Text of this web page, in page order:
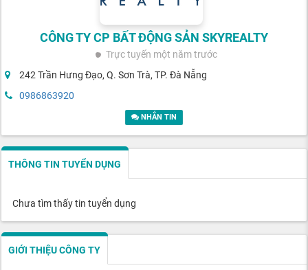
CÔNG TY CP BẤT ĐỘNG SẢN SKYREALTY
Trực tuyến một năm trước
242 Trần Hưng Đạo, Q. Sơn Trà, TP. Đà Nẵng
0986863920
NHẮN TIN
THÔNG TIN TUYỂN DỤNG
Chưa tìm thấy tin tuyển dụng
GIỚI THIỆU CÔNG TY